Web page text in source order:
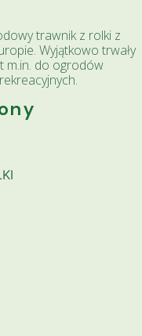
trawnik z rolki z
Wyjątkowo trwały
m.in. do ogrodów